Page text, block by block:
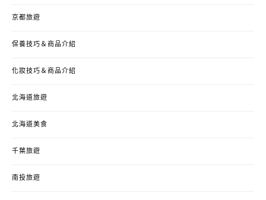
京都旅遊
保養技巧＆商品介紹
化妝技巧＆商品介紹
北海道旅遊
北海道美食
千葉旅遊
南投旅遊